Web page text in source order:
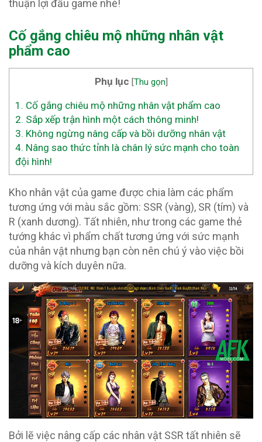
thuận lợi đầu game nhé!
Cố gắng chiêu mộ những nhân vật
phẩm cao
Phụ lục [Thu gọn]
1. Cố gắng chiêu mộ những nhân vật phẩm cao
2. Sắp xếp trận hình một cách thông minh!
3. Không ngừng nâng cấp và bồi dưỡng nhân vật
4. Nâng sao thức tỉnh là chân lý sức mạnh cho toàn
đội hình!
Kho nhân vật của game được chia làm các phẩm
tương ứng với màu sắc gồm: SSR (vàng), SR (tím) và
R (xanh dương). Tất nhiên, như trong các game thẻ
tướng khác vì phẩm chất tương ứng với sức mạnh
của nhân vật nhưng bạn còn nên chú ý vào việc bồi
dưỡng và kích duyên nữa.
Bởi lẽ việc nâng cấp các nhân vật SSR tất nhiên sẽ